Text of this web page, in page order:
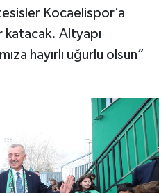
Kocaelispor’a
katacak. Altyapı
hayırlı uğurlu olsun”